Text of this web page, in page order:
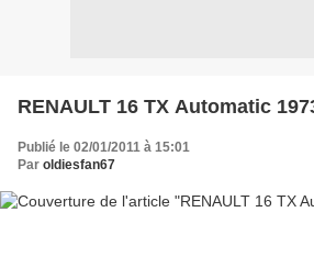
RENAULT 16 TX Automatic
Publié le 02/01/2011 à 15:01
Par oldiesfan67